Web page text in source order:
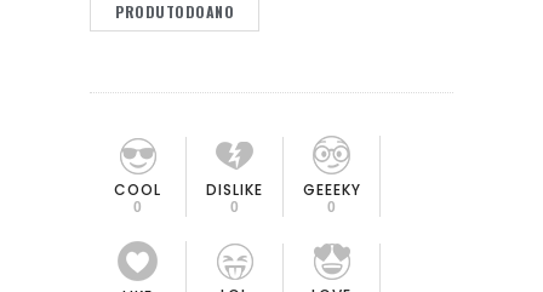
PRODUTODOANO
COOL
0
DISLIKE
0
GEEEKY
0